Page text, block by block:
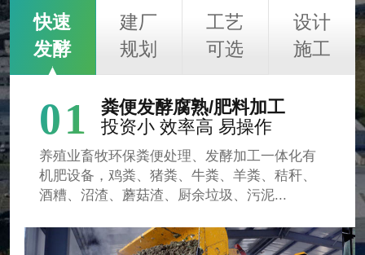
快速
发酵
建厂
规划
工艺
可选
设计
施工
01
粪便发酵腐熟/肥料加工
投资小 效率高 易操作
养殖业畜牧环保粪便处理、发酵加工一体化有
机肥设备，鸡粪、猪粪、牛粪、羊粪、秸秆、
酒糟、沼渣、蘑菇渣、厨余垃圾、污泥...